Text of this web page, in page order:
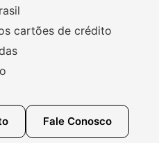
cartões de crédito
Fale Conosco